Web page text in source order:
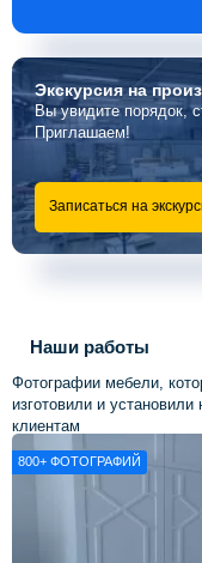
Экскурсияна
Вы увидите порядок,
Приглашаем!
Записаться на
Наши работы
Фотографии мебели,
изготовили и установили
клиентам
800+ ФОТОГРАФИЙ